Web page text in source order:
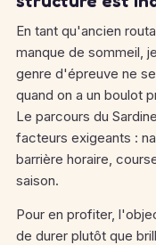
En tant qu'ancien
manque de sommeil,
genre d'épreuve ne
quand on a un boulot
Le parcours du
facteurs exigeants :
barrière horaire,
saison.
Pour en profiter,
de durer plutôt que